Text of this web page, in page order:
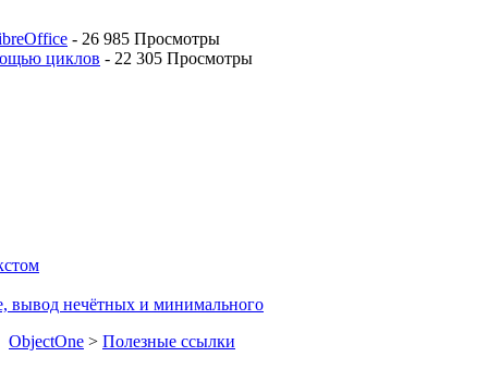
- 26 985 Просмотры
циклов - 22 305 Просмотры
вывод нечётных и минимального
ObjectOne > Полезные ссылки